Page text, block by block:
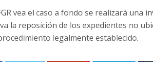
vea el caso a fondo se realizará
la reposición de los expedientes no
legalmente establecido.